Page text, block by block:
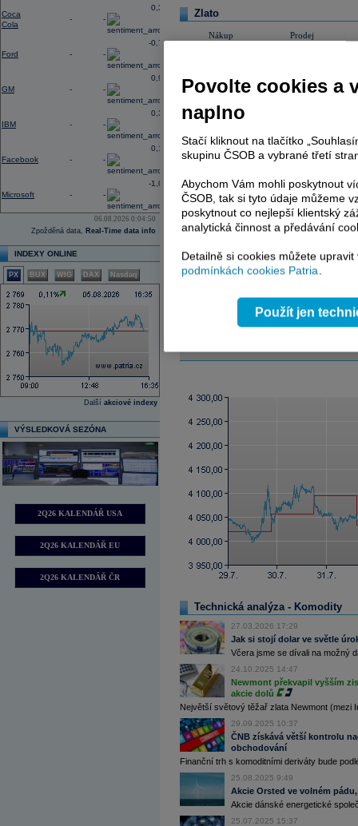
Coca
Cola
- -
0,31
Ford - -
-0,77
GM - -
0,96
IBM - -
0,33
Facebook - -
0,14
Microsoft - -
-1,09
06.08.2026 0:04:50
Zpožděná data, Real-Time data info
INDEXY ONLINE
PX BUX WIG DAX Nasdaq
Další akciové indexy
VÝSLEDKOVÁ SEZÓNA
2Q26 KALENDÁŘ USA
2Q26 KALENDÁŘ EU
2Q26 KALENDÁŘ ČR
Zlato
Nákup Prodej
Detail Graf
Typ grafu
Cenové pásmo
Klouzavý průměr 1
Klouzavý průměr 2
Analýza 1
Analýza 2
Technická analýza - Komodity
27.03.2026 17:29
Jak si stojí dolar ve světle
Včera jsme se dívali na možný
24.10.2025 14:47
Newmont překvapil vyšším
akcie dolů
Největší světový těžař zlata Newmont (mezi
29.09.2025 10:37
ČNB získává větší kontrolu
obchodování
Finanční trh s komoditními deriváty bude
25.08.2025 9:49
Akcie Orsted ve volném
Akcie dánské energetické
25.07.2025 15:37
Povolte cookies a
naplno
Stačí kliknout na tlačítko
skupinu ČSOB a vybrané třetí
Abychom Vám mohli poskytnout
ČSOB, tak si tyto údaje můžeme
poskytnout co nejlepší klientský
analytická činnost a předávání
Detailně si cookies můžete
podmínkách cookies Patria
Použít jen